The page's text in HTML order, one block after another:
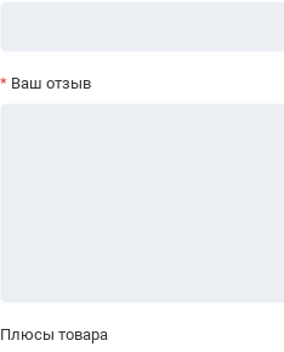
Ваш отзыв
Плюсы товара